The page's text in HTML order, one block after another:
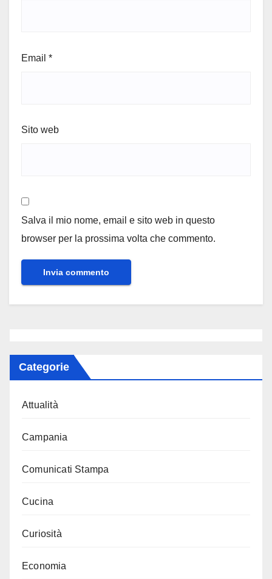
Email *
Sito web
Salva il mio nome, email e sito web in questo
browser per la prossima volta che commento.
Categorie
Attualità
Campania
Comunicati Stampa
Cucina
Curiosità
Economia